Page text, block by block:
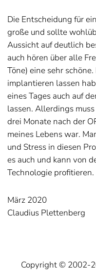
Die Entscheidung für
große und sollte
Aussicht auf deutlich
auch hören über alle
Töne) eine sehr
implantieren lassen
eines Tages auch auf
lassen. Allerdings
drei Monate nach der
meines Lebens war.
und Stress in diesen
es auch und kann von
Technologie profitieren.
März 2020
Claudius Plettenberg
Copyright © 2002-